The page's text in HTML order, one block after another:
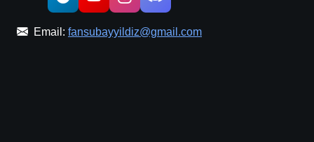
Email: fansubayyildiz@gmail.com